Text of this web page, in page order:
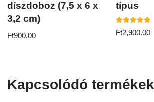
díszdoboz (7,5 x 6 x
3,2 cm)
Ft900.00
típus
Értékelés:
5.00
Ft2,900.00
Kapcsolódó termékek